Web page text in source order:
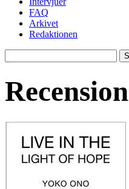
FAQ
Arkivet
Redaktionen
Recension